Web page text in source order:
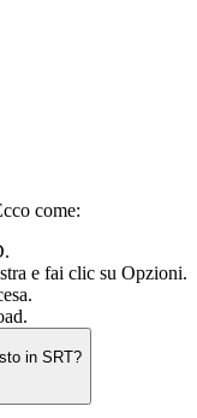
come:
e fai clic su Opzioni.
in SRT?